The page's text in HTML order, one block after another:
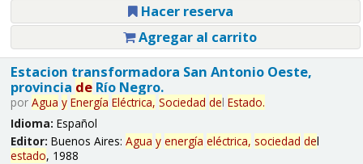
Hacer reserva
Agregar al carrito
Estacion transformadora San Antonio Oeste,
provincia deRío Negro.
por Agua y Energía Eléctrica, Sociedad del Estado.
Idioma: Español
Editor: Buenos Aires: Agua y energía eléctrica, sociedad del
estado, 1988